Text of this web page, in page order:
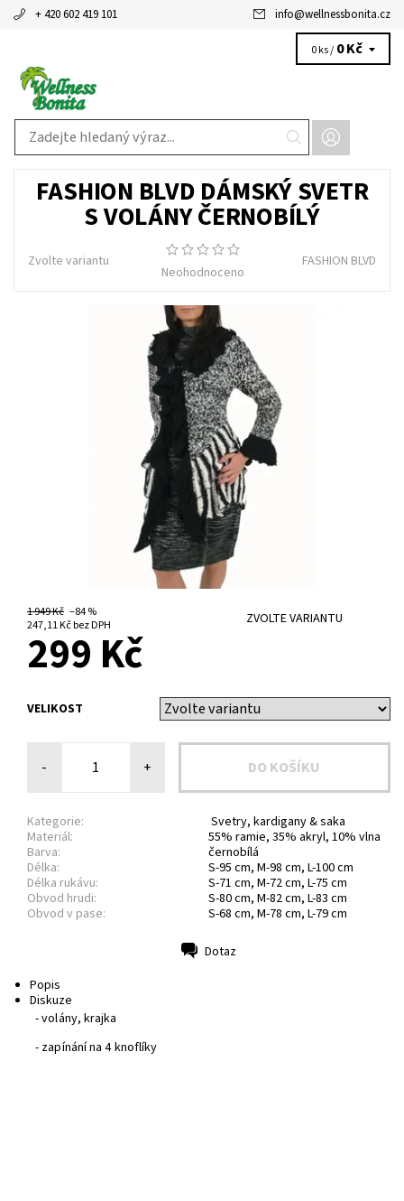
+ 420 602 419 101 info@wellnessbonita.cz
0 ks / 0 Kč
FASHION BLVD DÁMSKÝ SVETR
S VOLÁNY ČERNOBÍLÝ
Zvolte variantu
Neohodnoceno
FASHION BLVD
1 949 Kč –84 %
247,11 Kč bez DPH
ZVOLTE VARIANTU
299 Kč
VELIKOST
- +
Kategorie:
Svetry, kardigany & saka
Materiál:
55% ramie, 35% akryl, 10% vlna
Barva:
černobílá
Délka:
S-95 cm, M-98 cm, L-100 cm
Délka rukávu:
S-71 cm, M-72 cm, L-75 cm
Obvod hrudi:
S-80 cm, M-82 cm, L-83 cm
Obvod v pase:
S-68 cm, M-78 cm, L-79 cm
Dotaz
Popis
Diskuze
- volány, krajka
- zapínání na 4 knoflíky